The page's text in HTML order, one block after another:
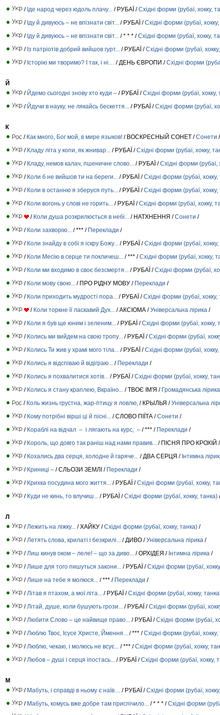
/ Іде народ через юдоль плачу... / РУБАЇ /Східні форми (рубаї, хокку,
/ Іду й дивуюсь – не впізнати світ... / РУБАЇ /Східні форми (рубаї,
/ Іду й дивуюсь – не впізнати світ... / * * * /Східні форми (рубаї, хокку,
/ Із патріотів добрий вийшов гурт... / РУБАЇ /Східні форми (рубаї,
/ Історію ми творимо? І так, і ні… / ДЕНЬ ЄВРОПИ /Східні форми
Й
/ Йдемо сьогодні знову хто куди – / РУБАЇ /Східні форми (рубаї, хокку,
/ Йдучи в науку, не лякайсь бескеття... / РУБАЇ /Східні форми (рубаї,
К
/ Как много, Бог мой, в мире языков! / ВОСКРЕСНЫЙ СОНЕТ /Сонети /
/ Кладу літа у копи, як жнивар... / РУБАЇ /Східні форми (рубаї, хокку,
/ Кладу, немов калач, пшеничне слово... / РУБАЇ /Східні форми (рубаї,
/ Коли б не вийшов ти на береги... / РУБАЇ /Східні форми (рубаї, хокку,
/ Коли в останню я зберуся путь... / РУБАЇ /Східні форми (рубаї, хокку,
/ Коли вогонь у слові не горить... / РУБАЇ /Східні форми (рубаї, хокку,
/ Коли душа розкрилюється в небі... / НАТХНЕННЯ /Сонети /
/ Коли захворію... / *** / Переклади /
/ Коли знайду в собі я іскру Божу... / РУБАЇ /Східні форми (рубаї,
/ Коли Месію в серце ти покличеш... / *** /Східні форми (рубаї, хокку,
/ Коли ми входимо в своє безсмертя... / РУБАЇ /Східні форми (рубаї,
/ Коли мову свою... / ПРО РІДНУ МОВУ / Переклади /
/ Коли приходить мудрості пора... / РУБАЇ /Східні форми (рубаї, хокку,
/ Коли торкне її ласкавий Дух... / АКСІОМА /Універсальна лірика /
/ Коли я був ще юним і зеленим... / РУБАЇ /Східні форми (рубаї, хокку,
/ Колись ми вийдем на свою тропу... / РУБАЇ /Східні форми (рубаї,
/ Колись Ти жив у храмі мого тіла... / РУБАЇ /Східні форми (рубаї,
/ Колись я відспіваю й відіграю... / Переклади /
/ Колись я похвалитися хотів... / РУБАЇ /Східні форми (рубаї, хокку,
/ Колись я стану краплею, Вкраїно... / ТВОЄ ІМ'Я / Громадянська лірика
/ Коль жизнь грустна, жар-птицу я ловлю, / КРЫЛЬЯ /Універсальна
/ Кому потрібні вірші ці й пісні... / СЛОВО ПІЇТА /Сонети /
/ Кораблі на відчал – і лягають на курс, – / *** / Переклади /
/ Король, що довго так раніш над нами правив...
/ ПІСНЯ ПРО КРОХІЙ
/ Кохались два серця, холодне й гаряче... / ДВА СЕРЦЯ / Інтимна
/ Криниці – / СЛЬОЗИ ЗЕМЛІ / Переклади /
/ Крихка посудина мого життя... / РУБАЇ /Східні форми (рубаї, хокку,
/ Куди не кинь, то влучиш... / РУБАЇ /Східні форми (рубаї, хокку, танка) /
Л
/ Лежить на ліжку... / ХАЙКУ /Східні форми (рубаї, хокку, танка) /
/ Летять слова, крилаті і безкрилі... / ДИВО /Універсальна лірика /
/ Лиш кинув оком – леле! – що за диво... / ОРХІДЕЯ / Інтимна лірика /
/ Лише для того пишуться закони... / РУБАЇ /Східні форми (рубаї,
/ Лише на тебе я молюся... / *** / Переклади /
/ Літав я птахом, а мої літа... / РУБАЇ /Східні форми (рубаї, хокку,
/ Літай, душе, коли бушують грози... / РУБАЇ /Східні форми (рубаї,
/ Любити Слово – це найвище право... / РУБАЇ /Східні форми (рубаї,
/ Люблю Твоє, Ісусе Христе, Ймення... / *** /Східні форми (рубаї, хокку,
/ Люблю, чекаю, і молюсь не всує... / *** /Східні форми (рубаї, хокку,
/ Любов – душі і серця іпостась... / РУБАЇ /Східні форми (рубаї, хокку,
М
/ Мабуть, і справді в ньому є наїв.... / РУБАЇ /Східні форми (рубаї,
/ Мабуть, комусь вже добре там приспічило... / * * * /Східні форми